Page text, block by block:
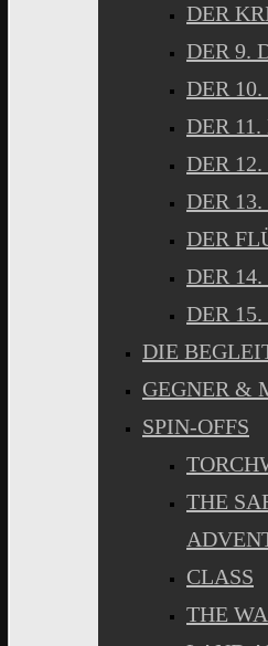
DER
DER 9.
DER
DER
DER
DER
DER
DER
DER
DIE
GEGNER &
SPIN-OFFS
THE
CLASS
THE